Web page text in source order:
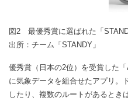
図2 最優秀賞に選ばれた「
出所：チーム「STANDY」
優秀賞（日本の2位）を受賞した
に気象データを組合せたアプリ。
したり、複数のルートがあるとき